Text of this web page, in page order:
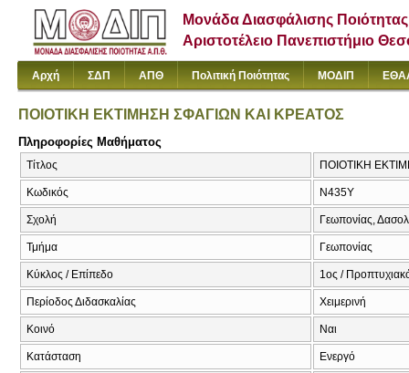
Μονάδα Διασφάλισης Ποιότητας
Αριστοτέλειο Πανεπιστήμιο
Αρχή ΣΔΠ ΑΠΘ Πολιτική Ποιότητας ΜΟΔΙΠ
ΠΟΙΟΤΙΚΗ ΕΚΤΙΜΗΣΗ ΣΦΑΓΙΩΝ ΚΑΙ ΚΡΕΑΤΟΣ
Πληροφορίες Μαθήματος
Τίτλος ΠΟΙΟΤΙΚΗ
Κωδικός Ν435Υ
Σχολή Γεωπονίας,
Τμήμα Γεωπονίας
Κύκλος / Επίπεδο 1ος /
Περίοδος Διδασκαλίας Χειμερινή
Κοινό Ναι
Κατάσταση Ενεργό